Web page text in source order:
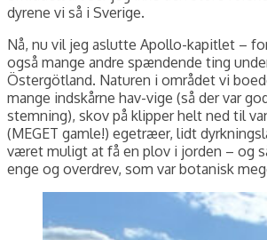
dyrene vi så i Sverige.
Nå, nu vil jeg aslutte Apollo-kapitlet –
også mange andre spændende ting
Östergötland. Naturen i området vi
mange indskårne hav-vige (så der var
stemning), skov på klipper helt ned til
(MEGET gamle!) egetræer, lidt
været muligt at få en plov i jorden – og
enge og overdrev, som var botanisk